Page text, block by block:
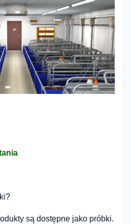
są dostępne jako próbki.